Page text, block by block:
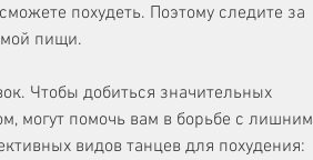
похудеть. Поэтому следите за
пищи.
Чтобы добиться значительных
могут помочь вам в борьбе с лишним
видов танцев для похудения: